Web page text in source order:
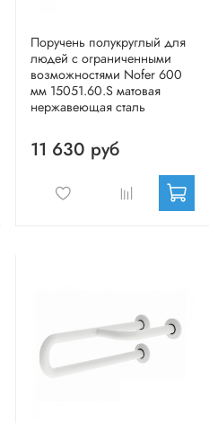
Поручень полукруглый для
людей с ограниченными
возможностями Nofer 600
мм 15051.60.S матовая
нержавеющая сталь
11 630 руб